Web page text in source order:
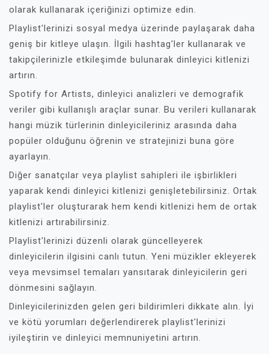
olarak kullanarak içeriğinizi optimize edin.
Playlist'lerinizi sosyal medya üzerinde paylaşarak daha
geniş bir kitleye ulaşın. İlgili hashtag'ler kullanarak ve
takipçilerinizle etkileşimde bulunarak dinleyici kitlenizi
artırın.
Spotify for Artists, dinleyici analizleri ve demografik
veriler gibi kullanışlı araçlar sunar. Bu verileri kullanarak
hangi müzik türlerinin dinleyicileriniz arasında daha
popüler olduğunu öğrenin ve stratejinizi buna göre
ayarlayın.
Diğer sanatçılar veya playlist sahipleri ile işbirlikleri
yaparak kendi dinleyici kitlenizi genişletebilirsiniz. Ortak
playlist'ler oluşturarak hem kendi kitlenizi hem de ortak
kitlenizi artırabilirsiniz.
Playlist'lerinizi düzenli olarak güncelleyerek
dinleyicilerin ilgisini canlı tutun. Yeni müzikler ekleyerek
veya mevsimsel temaları yansıtarak dinleyicilerin geri
dönmesini sağlayın.
Dinleyicilerinizden gelen geri bildirimleri dikkate alın. İyi
ve kötü yorumları değerlendirerek playlist'lerinizi
iyileştirin ve dinleyici memnuniyetini artırın.